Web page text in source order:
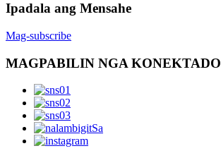
Ipadala ang Mensahe
Mag-subscribe
MAGPABILIN NGA KONEKTADO